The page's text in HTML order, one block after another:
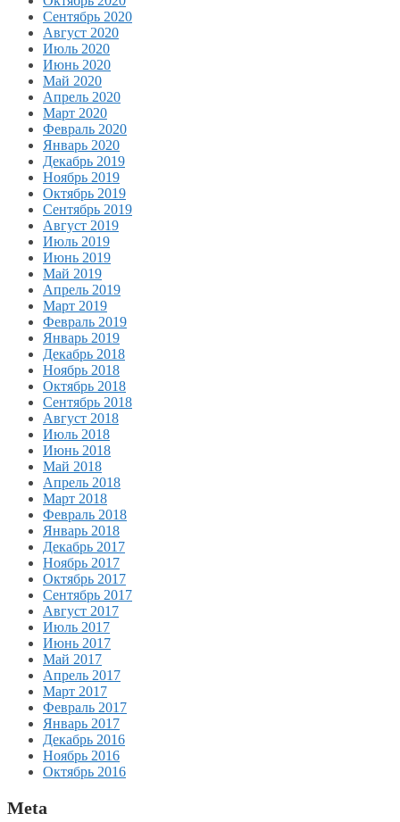
Сентябрь 2020
Август 2020
Июль 2020
Июнь 2020
Май 2020
Апрель 2020
Март 2020
Февраль 2020
Январь 2020
Декабрь 2019
Ноябрь 2019
Октябрь 2019
Сентябрь 2019
Август 2019
Июль 2019
Июнь 2019
Май 2019
Апрель 2019
Март 2019
Февраль 2019
Январь 2019
Декабрь 2018
Ноябрь 2018
Октябрь 2018
Сентябрь 2018
Август 2018
Июль 2018
Июнь 2018
Май 2018
Апрель 2018
Март 2018
Февраль 2018
Январь 2018
Декабрь 2017
Ноябрь 2017
Октябрь 2017
Сентябрь 2017
Август 2017
Июль 2017
Июнь 2017
Май 2017
Апрель 2017
Март 2017
Февраль 2017
Январь 2017
Декабрь 2016
Ноябрь 2016
Октябрь 2016
Meta